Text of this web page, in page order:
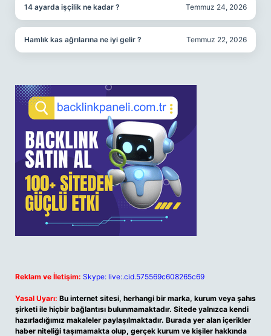
14 ayarda işçilik ne kadar ? Temmuz 24, 2026
Hamlık kas ağrılarına ne iyi gelir ? Temmuz 22, 2026
Reklam ve İletişim: Skype: live:.cid.575569c608265c69
Yasal Uyarı: Bu internet sitesi, herhangi bir marka, kurum veya şahıs
şirketi ile hiçbir bağlantısı bulunmamaktadır. Sitede yalnızca kendi
hazırladığımız makaleler paylaşılmaktadır. Burada yer alan içerikler
haber niteliği taşımamakta olup, gerçek kurum ve kişiler hakkında